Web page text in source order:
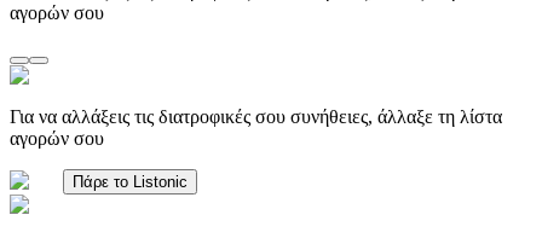
αγορών σου
Για να αλλάξεις τις διατροφικές σου συνήθειες, άλλαξε τη λίστα
αγορών σου
Πάρε το Listonic